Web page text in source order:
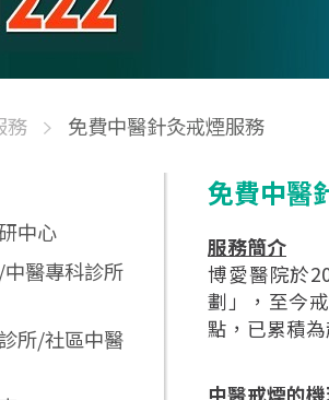
務 免費中醫針灸戒煙服務
中心
醫專科診所
所/社區中醫
免費中醫
服務簡介
博愛醫院於
劃」，至今
點，已累積
中醫戒煙的